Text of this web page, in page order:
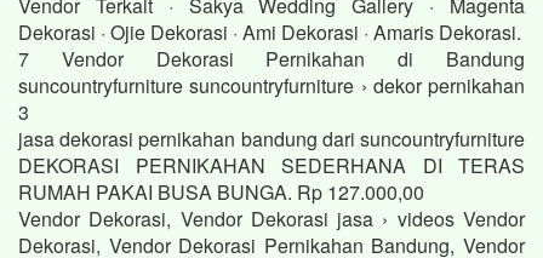
Vendor Terkait · Sakya Wedding Gallery · Magenta
Dekorasi · Ojie Dekorasi · Ami Dekorasi · Amaris Dekorasi.
7 Vendor Dekorasi Pernikahan di Bandung
suncountryfurniture suncountryfurniture › dekor pernikahan
3
jasa dekorasi pernikahan bandung dari suncountryfurniture
DEKORASI PERNIKAHAN SEDERHANA DI TERAS
RUMAH PAKAI BUSA BUNGA. Rp 127.000,00
Vendor Dekorasi, Vendor Dekorasi jasa › videos Vendor
Dekorasi, Vendor Dekorasi Pernikahan Bandung, Vendor